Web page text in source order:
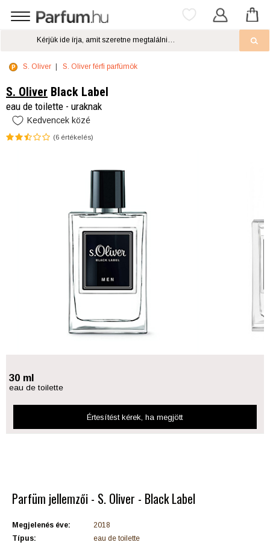
S. Oliver S. Oliver férfi parfümök
S. Oliver Black Label
eau de toilette - uraknak
Kedvencek közé
(6 értékelés)
30 ml
eau de toilette
Értesítést kérek, ha megjött
Parfüm jellemzői - S. Oliver - Black Label
Megjelenés éve:
2018
Típus:
eau de toilette